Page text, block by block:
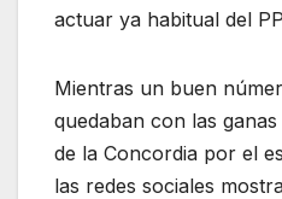
actuar ya habitual del
Mientras un buen
quedaban con las
de la Concordia por el
las redes sociales